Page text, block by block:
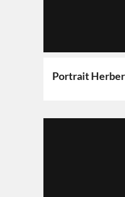
Portrait